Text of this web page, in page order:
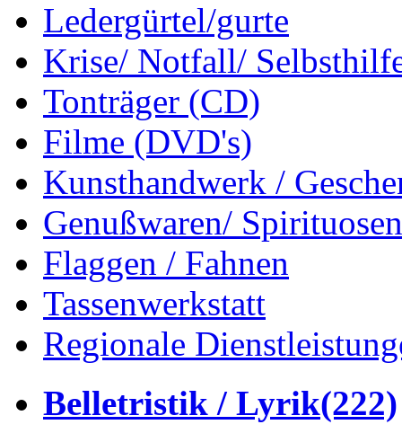
Ledergürtel/gurte
Krise/ Notfall/
Tonträger (CD)
Filme (DVD's)
Kunsthandwerk /
Genußwaren/ Spirituosen
Flaggen / Fahnen
Tassenwerkstatt
Regionale
Belletristik / Lyrik(222)